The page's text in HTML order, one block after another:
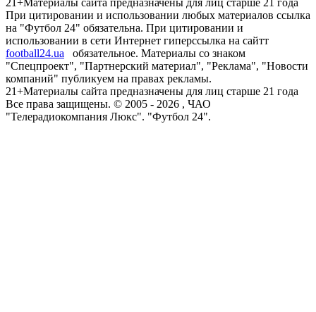
21+Материалы сайта предназначены для лиц старше 21 года
При цитировании и использовании любых материалов ссылка
на "Футбол 24" обязательна. При цитировании и
использовании в сети Интернет гиперссылка на сайтт
football24.ua
обязательное. Материалы со знаком
"Спецпроект", "Партнерский материал", "Реклама", "Новости
компаний" публикуем на правах рекламы.
21+Материалы сайта предназначены для лиц старше 21 года
Все права защищены. © 2005 - 2026 , ЧАО
"Телерадиокомпания Люкс". "Футбол 24".